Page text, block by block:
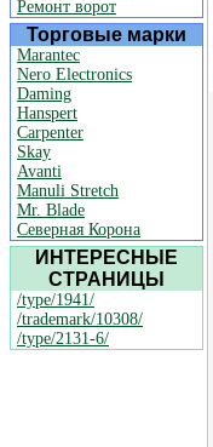
Ремонт ворот
Торговые марки
Marantec
Nero Electronics
Daming
Hanspert
Carpenter
Skay
Avanti
Manuli Stretch
Mr. Blade
Северная Корона
ИНТЕРЕСНЫЕ
СТРАНИЦЫ
/type/1941/
/trademark/10308/
/type/2131-6/